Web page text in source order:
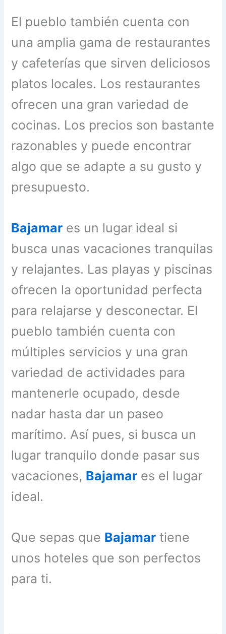
El pueblo también cuenta con
una amplia gama de restaurantes
y cafeterías que sirven deliciosos
platos locales. Los restaurantes
ofrecen una gran variedad de
cocinas. Los precios son bastante
razonables y puede encontrar
algo que se adapte a su gusto y
presupuesto.
Bajamar es un lugar ideal si
busca unas vacaciones tranquilas
y relajantes. Las playas y piscinas
ofrecen la oportunidad perfecta
para relajarse y desconectar. El
pueblo también cuenta con
múltiples servicios y una gran
variedad de actividades para
mantenerle ocupado, desde
nadar hasta dar un paseo
marítimo. Así pues, si busca un
lugar tranquilo donde pasar sus
vacaciones, Bajamar es el lugar
ideal.
Que sepas que Bajamar tiene
unos hoteles que son perfectos
para ti.